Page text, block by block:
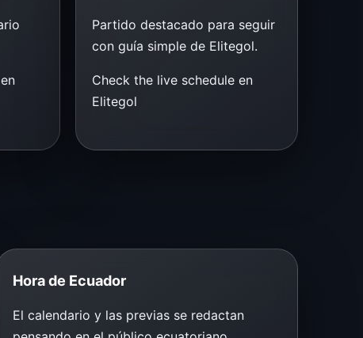
Partido destacado para seguir
con guía simple de Elitegol.
Check the live schedule en
Elitegol
Hora de Ecuador
El calendario y las previas se redactan